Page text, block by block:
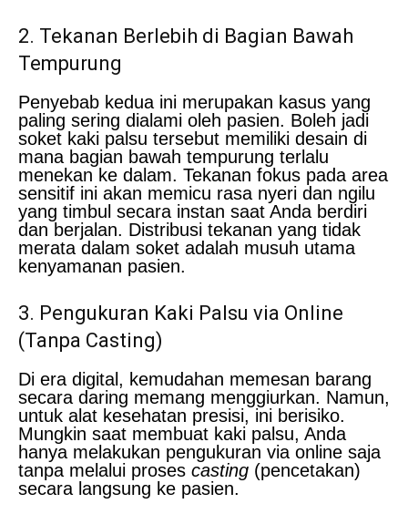
2. Tekanan Berlebih di Bagian Bawah
Tempurung
Penyebab kedua ini merupakan kasus yang
paling sering dialami oleh pasien. Boleh jadi
soket kaki palsu tersebut memiliki desain di
mana bagian bawah tempurung terlalu
menekan ke dalam. Tekanan fokus pada area
sensitif ini akan memicu rasa nyeri dan ngilu
yang timbul secara instan saat Anda berdiri
dan berjalan. Distribusi tekanan yang tidak
merata dalam soket adalah musuh utama
kenyamanan pasien.
3. Pengukuran Kaki Palsu via Online
(Tanpa Casting)
Di era digital, kemudahan memesan barang
secara daring memang menggiurkan. Namun,
untuk alat kesehatan presisi, ini berisiko.
Mungkin saat membuat kaki palsu, Anda
hanya melakukan pengukuran via online saja
tanpa melalui proses casting (pencetakan)
secara langsung ke pasien.